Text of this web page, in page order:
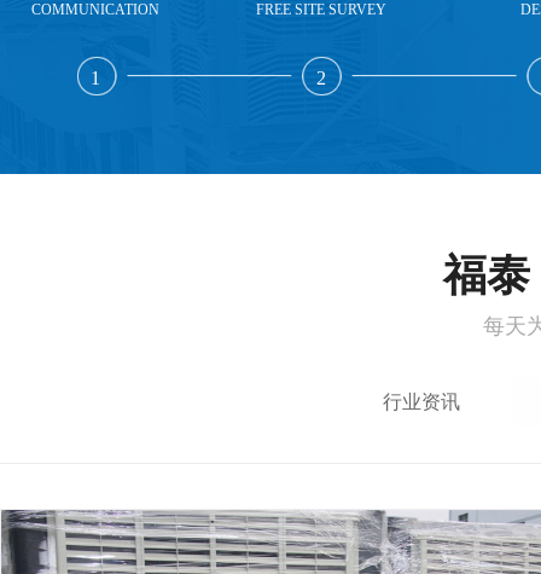
COMMUNICATION
1
FREE SITE SURVEY
2
福泰
每天
行业资讯